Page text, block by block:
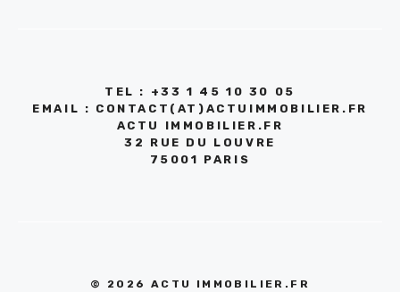
TEL : +33 1 45 10 30 05
EMAIL : CONTACT(AT)ACTUIMMOBILIER.FR
ACTU IMMOBILIER.FR
32 RUE DU LOUVRE
75001 PARIS
© 2026 ACTU IMMOBILIER.FR